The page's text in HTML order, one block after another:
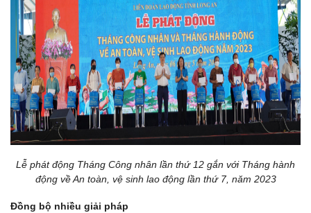
Lễ phát động Tháng Công nhân lần thứ 12 gắn với Tháng hành
động về An toàn, vệ sinh lao động lần thứ 7, năm 2023
Đồng bộ nhiều giải pháp